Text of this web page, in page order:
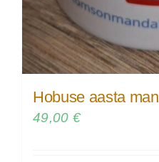
Hobuse aasta
49,00 €